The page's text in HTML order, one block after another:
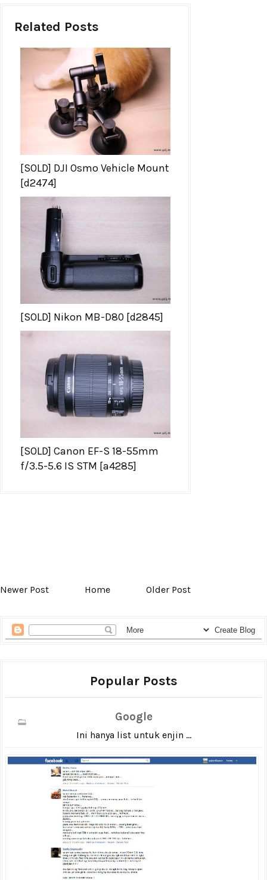
Related Posts
[SOLD] DJI Osmo Vehicle Mount
[d2474]
[SOLD] Nikon MB-D80 [d2845]
[SOLD] Canon EF-S 18-55mm
f/3.5-5.6 IS STM [a4285]
Newer Post Home Older Post
Popular Posts
Google
Ini hanya list untuk enjin ...